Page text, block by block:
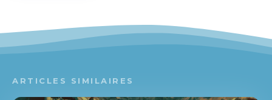
ARTICLES SIMILAIRES